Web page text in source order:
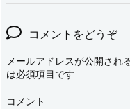
コメントをどうぞ
メールアドレスが公開され
は必須項目です
コメント